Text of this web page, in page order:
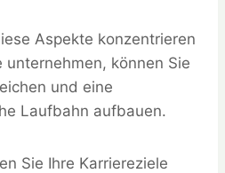
Aspekte konzentrieren
können Sie
und eine
Laufbahn aufbauen.
Sie Ihre Karriereziele